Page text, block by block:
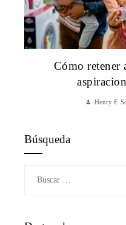
Cómo retener
Henry F.
Búsqueda